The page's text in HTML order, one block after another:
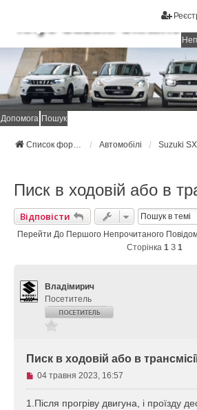
Клуб Suzuki Ukraine
Допомога Пошук
Список форумів Suzuki Ukraine Автомобілі Suzuki
Писк в ходовій або в
Відповісти
Перейти До Першого Непрочитаного
Сторінка 1З 1
Владімирич
Посетитель
Писк в ходовій або в
Н
е
п
04 травня 2023, 16:57
1.Після прогріву двигуна, і проїзду